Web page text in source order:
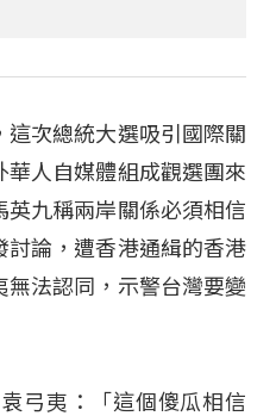
次總統大選吸引國際關
人自媒體組成觀選團來
英九稱兩岸關係必須相信
討論，遭香港通緝的香港
法認同，示警台灣要變
弓夷：「這個傻瓜相信